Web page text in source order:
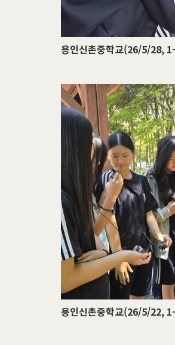
용인신촌중학교(26/5/28,
용인신촌중학교(26/5/22,